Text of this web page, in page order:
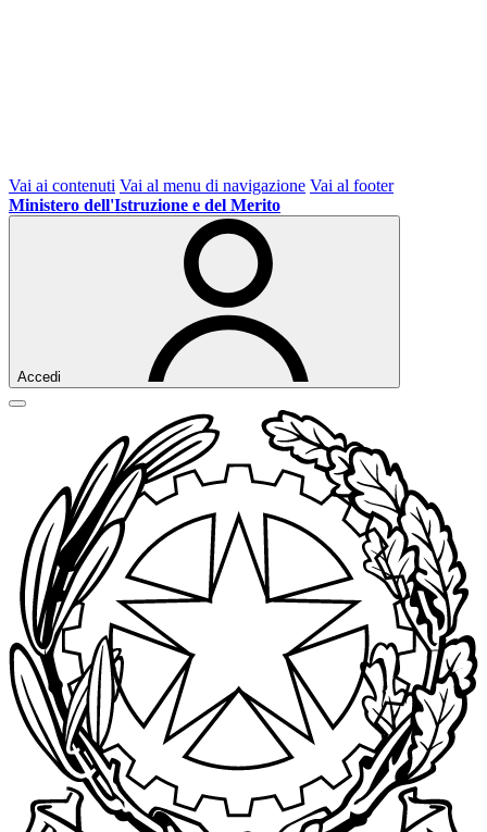
Vai ai contenuti Vai al menu di navigazione Vai al footer
Ministero dell'Istruzione e del Merito
Accedi